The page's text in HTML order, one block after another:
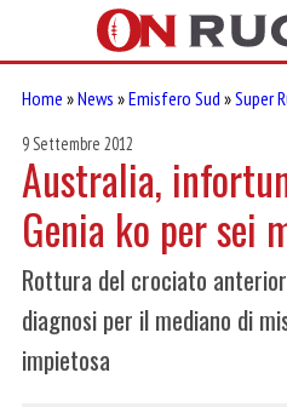
Home »News »Emisfero Sud »Super
9 Settembre 2012
Australia,
Genia ko per sei
Rottura del crociato
diagnosi per il mediano di
impietosa